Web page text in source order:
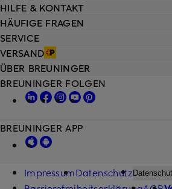
HILFE & KONTAKT
HÄUFIGE FRAGEN
SERVICE
VERSAND
ÜBER BREUNINGER
BREUNINGER FOLGEN
BREUNINGER APP
ImpressumDatenschutz